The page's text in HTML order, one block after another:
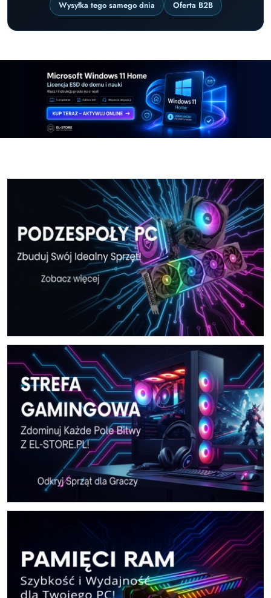
Wysyłka tego samego dnia
Oferta B2B
Pomiń karuzelę promocyjną